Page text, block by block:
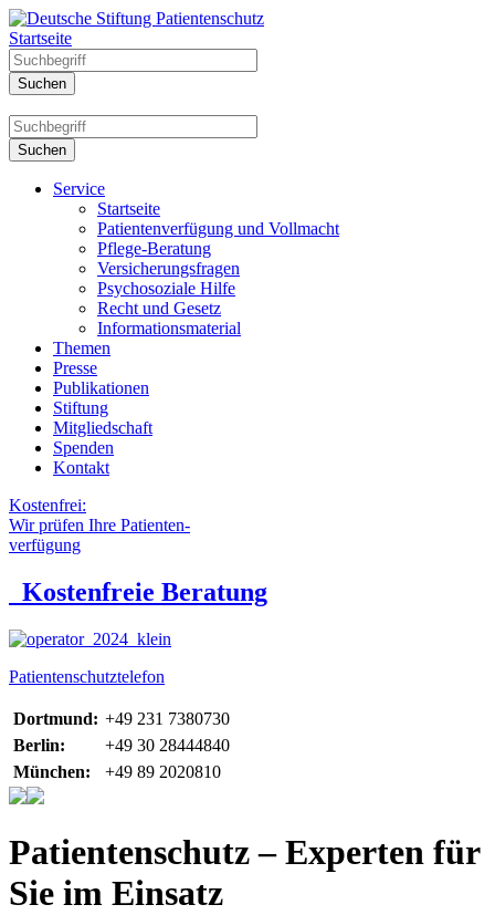
Startseite
Service
Startseite
Patientenverfügung und Vollmacht
Pflege-Beratung
Versicherungsfragen
Psychosoziale Hilfe
Recht und Gesetz
Informationsmaterial
Themen
Presse
Publikationen
Stiftung
Mitgliedschaft
Spenden
Kontakt
Kostenfrei:
Wir prüfen Ihre Patienten-
verfügung
Kostenfreie Beratung
Patientenschutztelefon
Dortmund: +49 231 7380730
Berlin:
+49 30 28444840
München:
+49 89 2020810
Patientenschutz – Experten für
Sie im Einsatz